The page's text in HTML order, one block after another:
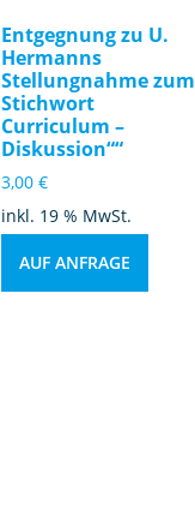
Entgegnung zu U.
Hermanns
Stellungnahme zum
Stichwort
Curriculum –
Diskussion““
3,00 €
inkl. 19 % MwSt.
AUF ANFRAGE